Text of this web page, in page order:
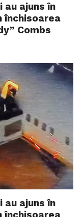
au ajuns în
închisoarea
Combs
au ajuns în
închisoarea